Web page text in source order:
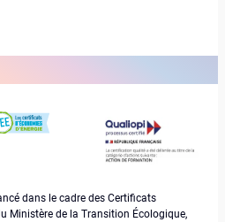
dans le cadre des Certificats
Ministère de la Transition Écologique,